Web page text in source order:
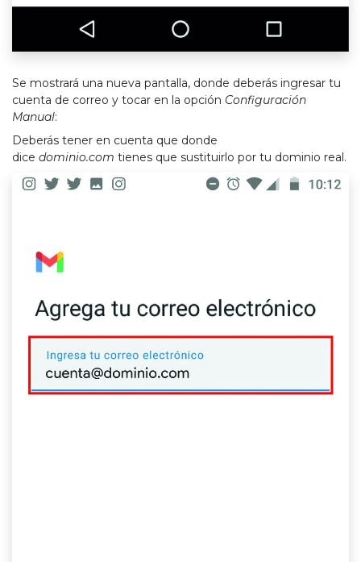
Se mostrará una nueva pantalla, donde deberás ingresar tu
cuenta de correo y tocar en la opción Configuración
Manual:
Deberás tener en cuenta que donde
dice dominio.com tienes que sustituirlo por tu dominio real.